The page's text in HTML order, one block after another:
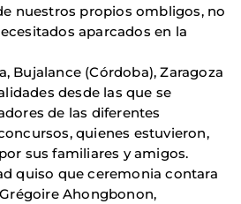
nuestros propios ombligos, no
aparcados en la
Bujalance (Córdoba), Zaragoza
desde las que se
de las diferentes
quienes estuvieron,
sus familiares y amigos.
quiso que ceremonia contara
Ahongbonon,